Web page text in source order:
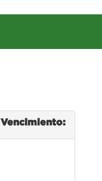
Vencimiento: